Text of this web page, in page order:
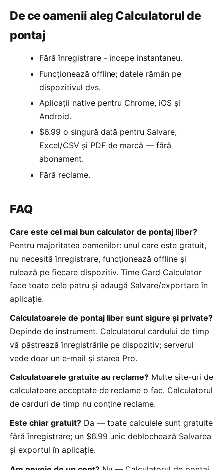
De ce oamenii aleg Calculatorul de
pontaj
Fără înregistrare - începe instantaneu.
Funcționează offline; datele rămân pe
dispozitivul dvs.
Aplicații native pentru Chrome, iOS și
Android.
$6.99 o singură dată pentru Salvare,
Excel/CSV și PDF de marcă — fără
abonament.
Fără reclame.
FAQ
Care este cel mai bun calculator de pontaj liber?
Pentru majoritatea oamenilor: unul care este gratuit,
nu necesită înregistrare, funcționează offline și
rulează pe fiecare dispozitiv. Time Card Calculator
face toate cele patru și adaugă Salvare/exportare în
aplicație.
Calculatoarele de pontaj liber sunt sigure și private?
Depinde de instrument. Calculatorul cardului de timp
vă păstrează înregistrările pe dispozitiv; serverul
vede doar un e-mail și starea Pro.
Calculatoarele gratuite au reclame? Multe site-uri de
calculatoare acceptate de reclame o fac. Calculatorul
de carduri de timp nu conține reclame.
Este chiar gratuit? Da — toate calculele sunt gratuite
fără înregistrare; un $6.99 unic deblochează Salvarea
și exportul în aplicație.